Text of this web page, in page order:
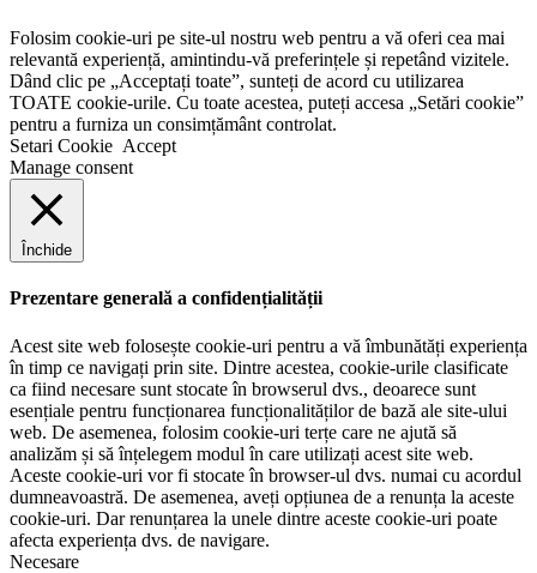
Folosim cookie-uri pe site-ul nostru web pentru a vă oferi cea mai
relevantă experiență, amintindu-vă preferințele și repetând vizitele.
Dând clic pe „Acceptați toate”, sunteți de acord cu utilizarea
TOATE cookie-urile. Cu toate acestea, puteți accesa „Setări cookie”
pentru a furniza un consimțământ controlat.
Setari Cookie Accept
Manage consent
Închide
Prezentare generală a confidențialității
Acest site web folosește cookie-uri pentru a vă îmbunătăți experiența
în timp ce navigați prin site. Dintre acestea, cookie-urile clasificate
ca fiind necesare sunt stocate în browserul dvs., deoarece sunt
esențiale pentru funcționarea funcționalităților de bază ale site-ului
web. De asemenea, folosim cookie-uri terțe care ne ajută să
analizăm și să înțelegem modul în care utilizați acest site web.
Aceste cookie-uri vor fi stocate în browser-ul dvs. numai cu acordul
dumneavoastră. De asemenea, aveți opțiunea de a renunța la aceste
cookie-uri. Dar renunțarea la unele dintre aceste cookie-uri poate
afecta experiența dvs. de navigare.
Necesare